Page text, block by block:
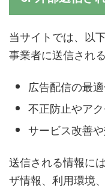
当サイトでは、以
事業者に送信され
広告配信の最
不正防止やア
サービス改善
送信される情報に
ザ情報、利用環境